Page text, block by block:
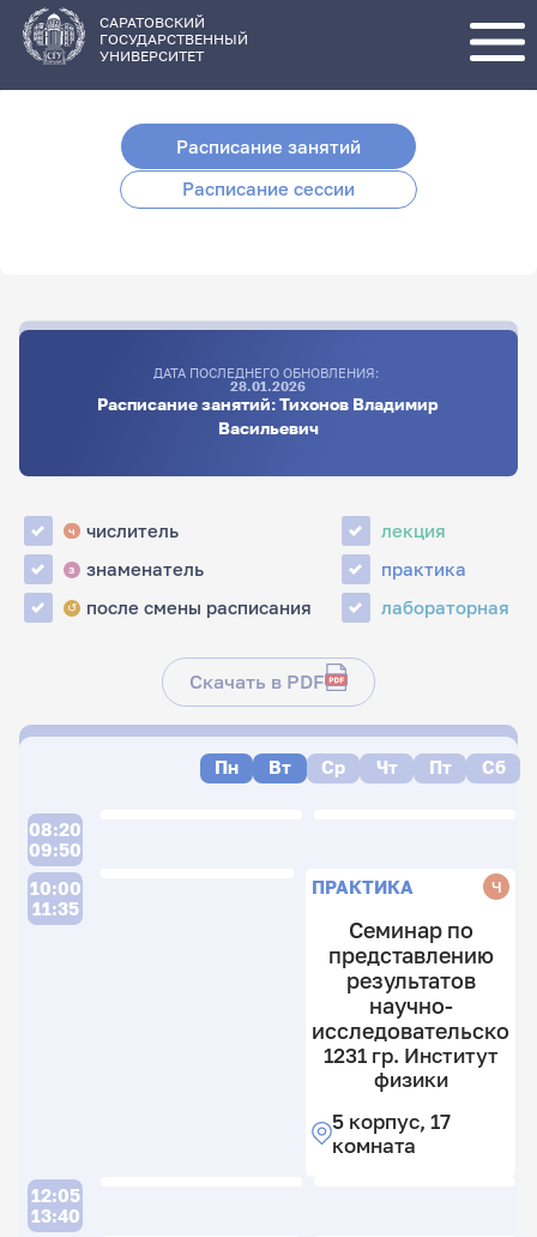
основному
содержанию
САРАТОВСКИЙ
ГОСУДАРСТВЕННЫЙ
УНИВЕРСИТЕТ
Расписание занятий
Расписание сессии
ДАТА ПОСЛЕДНЕГО ОБНОВЛЕНИЯ:
28.01.2026
Расписание занятий: Тихонов Владимир
Васильевич
ч числитель
з знаменатель
↺ после смены расписания
лекция
практика
лабораторная
Скачать в PDF
Пн Вт Ср Чт Пт Сб
08:20
09:50
10:00
11:35
ПРАКТИКА Ч
Семинар по
представлению
результатов
научно-
исследовательско
1231 гр. Институт
физики
5 корпус, 17
комната
12:05
13:40